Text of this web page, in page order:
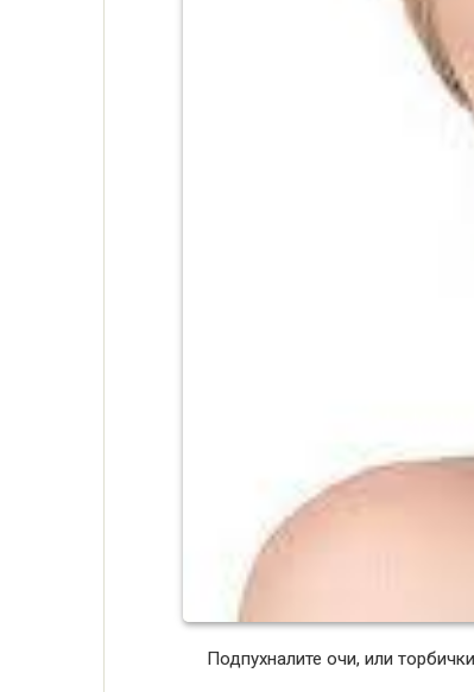
Подпухналите очи, или